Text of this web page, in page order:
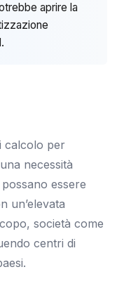
aprire la
calcolo per
necessità
essere
un’elevata
società come
centri di